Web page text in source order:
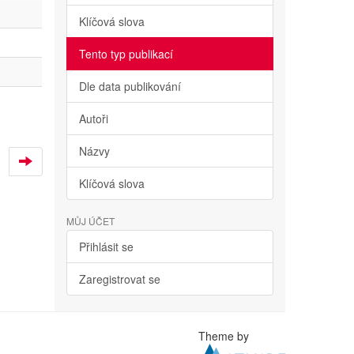
Klíčová slova
Tento typ publikací
Dle data publikování
Autoři
Názvy
Klíčová slova
MŮJ ÚČET
Přihlásit se
Zaregistrovat se
Theme by